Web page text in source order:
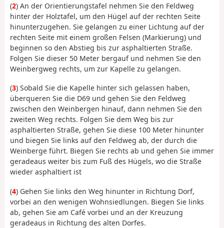
(2) An der Orientierungstafel nehmen Sie den Feldweg
hinter der Holztafel, um den Hügel auf der rechten Seite
hinunterzugehen. Sie gelangen zu einer Lichtung auf der
rechten Seite mit einem großen Felsen (Markierung) und
beginnen so den Abstieg bis zur asphaltierten Straße.
Folgen Sie dieser 50 Meter bergauf und nehmen Sie den
Weinbergweg rechts, um zur Kapelle zu gelangen.
(3) Sobald Sie die Kapelle hinter sich gelassen haben,
überqueren Sie die D69 und gehen Sie den Feldweg
zwischen den Weinbergen hinauf, dann nehmen Sie den
zweiten Weg rechts. Folgen Sie dem Weg bis zur
asphaltierten Straße, gehen Sie diese 100 Meter hinunter
und biegen Sie links auf den Feldweg ab, der durch die
Weinberge führt. Biegen Sie rechts ab und gehen Sie immer
geradeaus weiter bis zum Fuß des Hügels, wo die Straße
wieder asphaltiert ist
(4) Gehen Sie links den Weg hinunter in Richtung Dorf,
vorbei an den wenigen Wohnsiedlungen. Biegen Sie links
ab, gehen Sie am Café vorbei und an der Kreuzung
geradeaus in Richtung des alten Dorfes.